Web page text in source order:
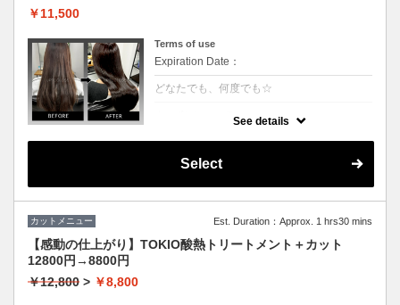
￥11,500
Terms of use
Expiration Date：
どなたでも、何度でも☆
トリートメント！髪質を綺麗にするだけでは
なく、生えてくる毛にもアプローチ致しま
See details
Select
カットメニュー Est. Duration：Approx. 1 hrs30 mins
【感動の仕上がり】TOKIO酸熱トリートメント＋カット
12800円→8800円
￥12,800 > ￥8,800